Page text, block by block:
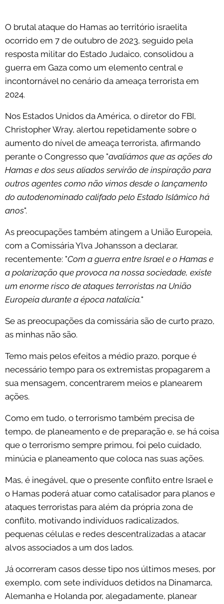
O brutal ataque do Hamas ao território israelita
ocorrido em 7 de outubro de 2023, seguido pela
resposta militar do Estado Judaico, consolidou a
guerra em Gaza como um elemento central e
incontornável no cenário da ameaça terrorista em
2024.
Nos Estados Unidos da América, o diretor do FBI,
Christopher Wray, alertou repetidamente sobre o
aumento do nível de ameaça terrorista, afirmando
perante o Congresso que "avaliámos que as ações do
Hamas e dos seus aliados servirão de inspiração para
outros agentes como não vimos desde o lançamento
do autodenominado califado pelo Estado Islâmico há
anos".
As preocupações também atingem a União Europeia,
com a Comissária Ylva Johansson a declarar,
recentemente: "Com a guerra entre Israel e o Hamas e
a polarização que provoca na nossa sociedade, existe
um enorme risco de ataques terroristas na União
Europeia durante a época natalícia."
Se as preocupações da comissária são de curto prazo,
as minhas não são.
Temo mais pelos efeitos a médio prazo, porque é
necessário tempo para os extremistas propagarem a
sua mensagem, concentrarem meios e planearem
ações.
Como em tudo, o terrorismo também precisa de
tempo, de planeamento e de preparação e, se há coisa
que o terrorismo sempre primou, foi pelo cuidado,
minúcia e planeamento que coloca nas suas ações.
Mas, é inegável, que o presente conflito entre Israel e
o Hamas poderá atuar como catalisador para planos e
ataques terroristas para além da própria zona de
conflito, motivando indivíduos radicalizados,
pequenas células e redes descentralizadas a atacar
alvos associados a um dos lados.
Já ocorreram casos desse tipo nos últimos meses, por
exemplo, com sete indivíduos detidos na Dinamarca,
Alemanha e Holanda por, alegadamente, planear